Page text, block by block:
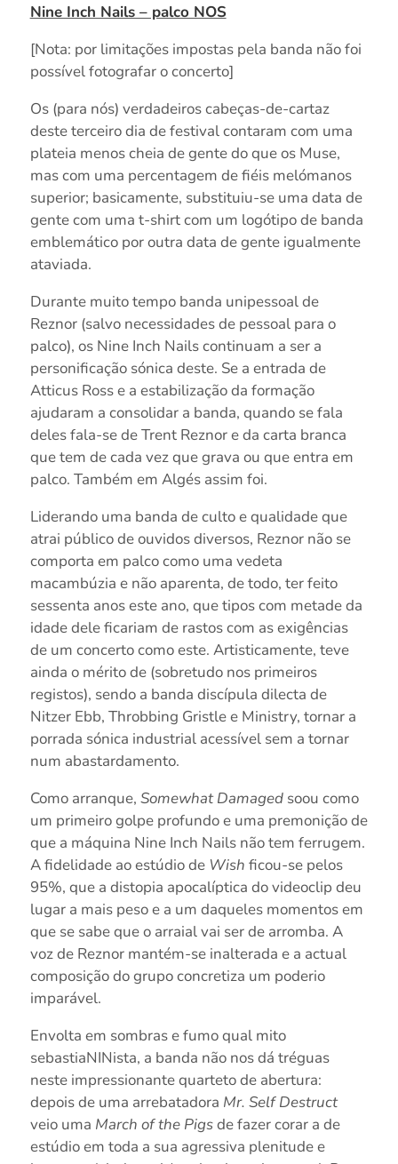
Nine Inch Nails – palco NOS
[Nota: por limitações impostas pela banda não foi
possível fotografar o concerto]
Os (para nós) verdadeiros cabeças-de-cartaz
deste terceiro dia de festival contaram com uma
plateia menos cheia de gente do que os Muse,
mas com uma percentagem de fiéis melómanos
superior; basicamente, substituiu-se uma data de
gente com uma t-shirt com um logótipo de banda
emblemático por outra data de gente igualmente
ataviada.
Durante muito tempo banda unipessoal de
Reznor (salvo necessidades de pessoal para o
palco), os Nine Inch Nails continuam a ser a
personificação sónica deste. Se a entrada de
Atticus Ross e a estabilização da formação
ajudaram a consolidar a banda, quando se fala
deles fala-se de Trent Reznor e da carta branca
que tem de cada vez que grava ou que entra em
palco. Também em Algés assim foi.
Liderando uma banda de culto e qualidade que
atrai público de ouvidos diversos, Reznor não se
comporta em palco como uma vedeta
macambúzia e não aparenta, de todo, ter feito
sessenta anos este ano, que tipos com metade da
idade dele ficariam de rastos com as exigências
de um concerto como este. Artisticamente, teve
ainda o mérito de (sobretudo nos primeiros
registos), sendo a banda discípula dilecta de
Nitzer Ebb, Throbbing Gristle e Ministry, tornar a
porrada sónica industrial acessível sem a tornar
num abastardamento.
Como arranque, Somewhat Damaged soou como
um primeiro golpe profundo e uma premonição de
que a máquina Nine Inch Nails não tem ferrugem.
A fidelidade ao estúdio de Wish ficou-se pelos
95%, que a distopia apocalíptica do videoclip deu
lugar a mais peso e a um daqueles momentos em
que se sabe que o arraial vai ser de arromba. A
voz de Reznor mantém-se inalterada e a actual
composição do grupo concretiza um poderio
imparável.
Envolta em sombras e fumo qual mito
sebastiaNINista, a banda não nos dá tréguas
neste impressionante quarteto de abertura:
depois de uma arrebatadora Mr. Self Destruct
veio uma March of the Pigsde fazer corar a de
estúdio em toda a sua agressiva plenitude e